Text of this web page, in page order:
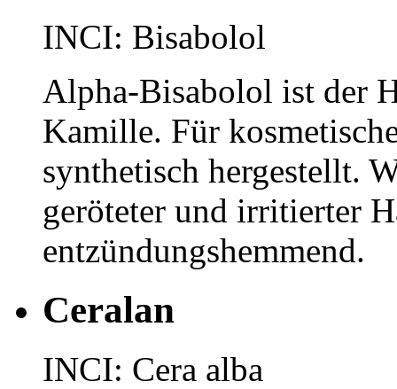
INCI: Bisabolol
Alpha-Bisabolol ist der
Kamille. Für
synthetisch hergestellt.
geröteter und irritierter
entzündungshemmend.
Ceralan
INCI: Cera alba